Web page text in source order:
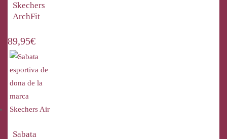
Skechers
ArchFit
89,95€
Sabata